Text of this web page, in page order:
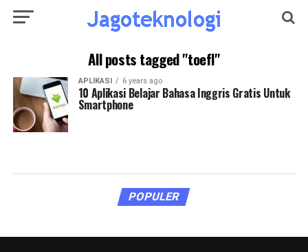
All posts tagged "toefl"
APLIKASI 6 years ago
10 Aplikasi Belajar Bahasa Inggris Gratis Untuk
Smartphone
POPULER